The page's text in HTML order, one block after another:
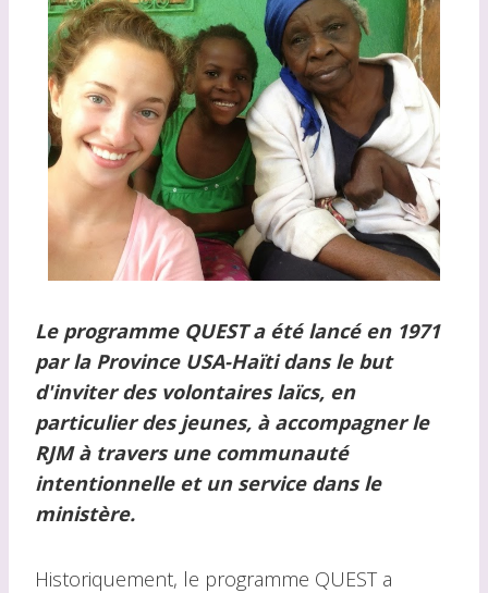
Le programme QUEST a été lancé en 1971
par la Province USA-Haïti dans le but
d'inviter des volontaires laïcs, en
particulier des jeunes, à accompagner le
RJM à travers une communauté
intentionnelle et un service dans le
ministère.
Historiquement, le programme QUEST a